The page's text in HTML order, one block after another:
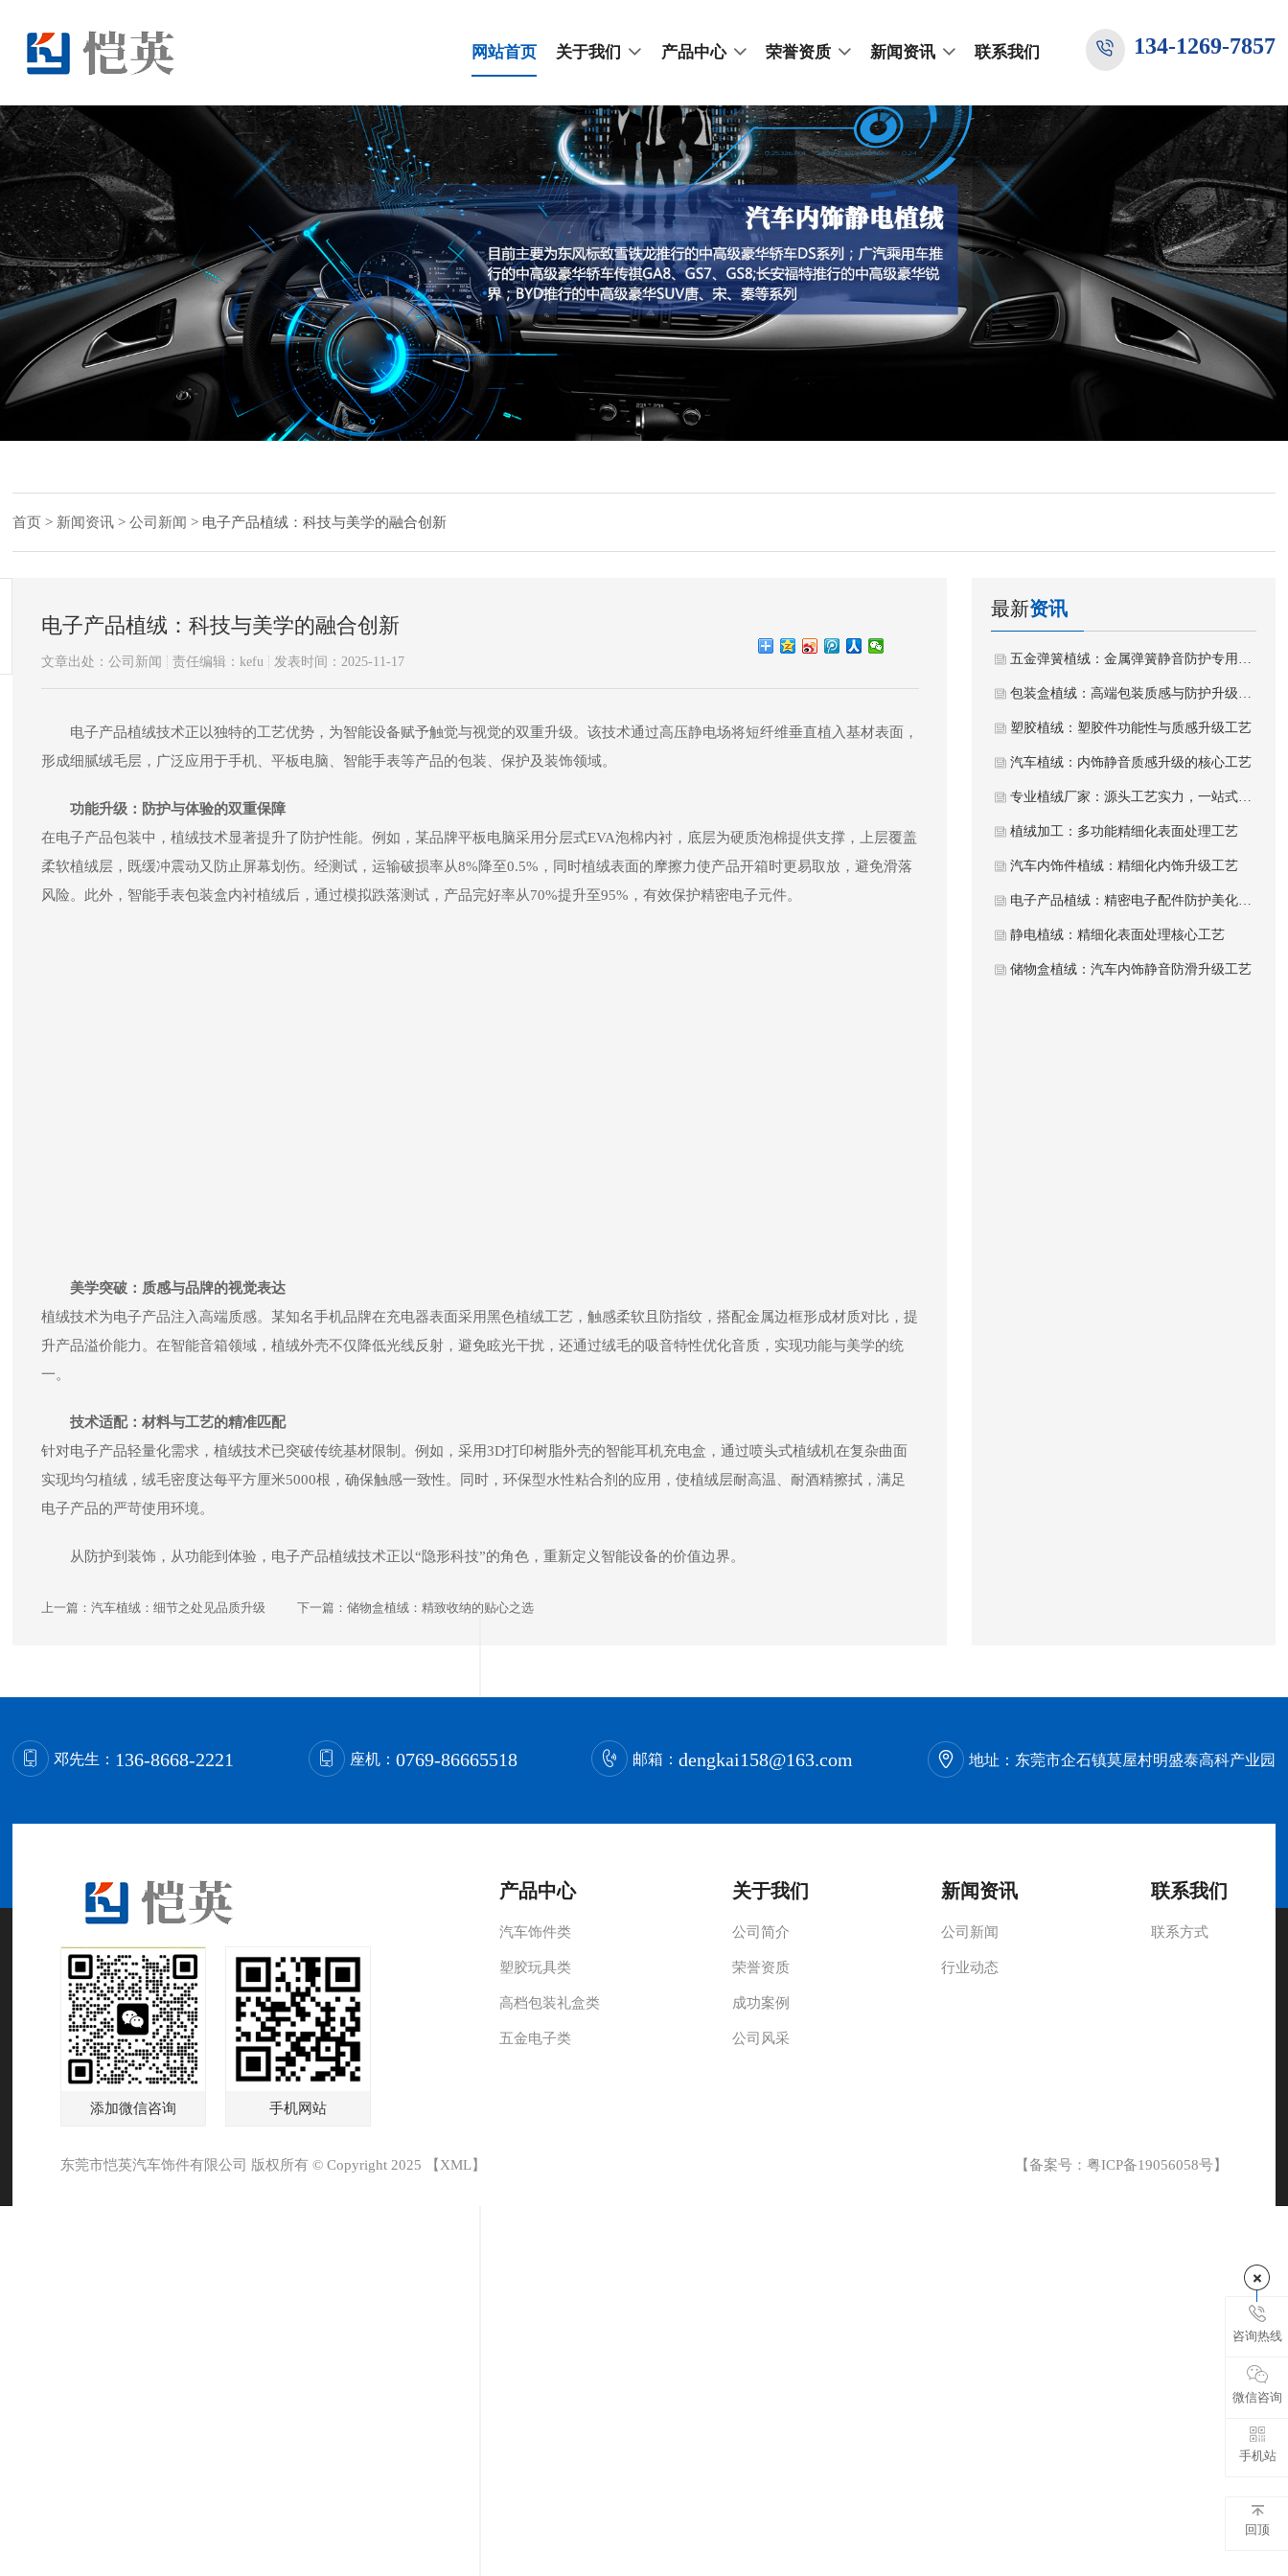
网站首页 关于我们 产品中心 荣誉资质 新闻资讯 联系我们 134-1269-7857
首页 > 新闻资讯 >公司新闻 > 电子产品植绒：科技与美学的融合创新
电子产品植绒：科技与美学的融合创新
文章出处：公司新闻 责任编辑：kefu 发表时间：2025-11-17
电子产品植绒技术正以独特的工艺优势，为智能设备赋予触觉与视觉的双重升级。该技术通过高压静电场将短纤维垂直植入基材表面，
形成细腻绒毛层，广泛应用于手机、平板电脑、智能手表等产品的包装、保护及装饰领域。
功能升级：防护与体验的双重保障
在电子产品包装中，植绒技术显著提升了防护性能。例如，某品牌平板电脑采用分层式EVA泡棉内衬，底层为硬质泡棉提供支撑，上层覆盖
柔软植绒层，既缓冲震动又防止屏幕划伤。经测试，运输破损率从8%降至0.5%，同时植绒表面的摩擦力使产品开箱时更易取放，避免滑落
风险。此外，智能手表包装盒内衬植绒后，通过模拟跌落测试，产品完好率从70%提升至95%，有效保护精密电子元件。
美学突破：质感与品牌的视觉表达
植绒技术为电子产品注入高端质感。某知名手机品牌在充电器表面采用黑色植绒工艺，触感柔软且防指纹，搭配金属边框形成材质对比，提
升产品溢价能力。在智能音箱领域，植绒外壳不仅降低光线反射，避免眩光干扰，还通过绒毛的吸音特性优化音质，实现功能与美学的统
一。
技术适配：材料与工艺的精准匹配
针对电子产品轻量化需求，植绒技术已突破传统基材限制。例如，采用3D打印树脂外壳的智能耳机充电盒，通过喷头式植绒机在复杂曲面
实现均匀植绒，绒毛密度达每平方厘米5000根，确保触感一致性。同时，环保型水性粘合剂的应用，使植绒层耐高温、耐酒精擦拭，满足
电子产品的严苛使用环境。
从防护到装饰，从功能到体验，电子产品植绒技术正以“隐形科技”的角色，重新定义智能设备的价值边界。
上一篇：汽车植绒：细节之处见品质升级 下一篇：储物盒植绒：精致收纳的贴心之选
最新资讯
五金弹簧植绒：金属弹簧静音防护专用植绒工艺
包装盒植绒：高端包装质感与防护升级工艺
塑胶植绒：塑胶件功能性与质感升级工艺
汽车植绒：内饰静音质感升级的核心工艺
专业植绒厂家：源头工艺实力，一站式植绒加工服务
植绒加工：多功能精细化表面处理工艺
汽车内饰件植绒：精细化内饰升级工艺
电子产品植绒：精密电子配件防护美化工艺
静电植绒：精细化表面处理核心工艺
储物盒植绒：汽车内饰静音防滑升级工艺
邓先生： 136-8668-2221 座机： 0769-86665518 邮箱：dengkai158@163.com 地址： 东莞市企石镇莫屋村明盛泰高科产业园
添加微信咨询 手机网站
产品中心
汽车饰件类
塑胶玩具类
高档包装礼盒类
五金电子类
关于我们
公司简介
荣誉资质
成功案例
公司风采
新闻资讯
公司新闻
行业动态
联系我们
联系方式
东莞市恺英汽车饰件有限公司 版权所有 © Copyright 2025 【 XML】 【备案号： 粤ICP备19056058号】
咨询热线
微信咨询
手机站
回顶